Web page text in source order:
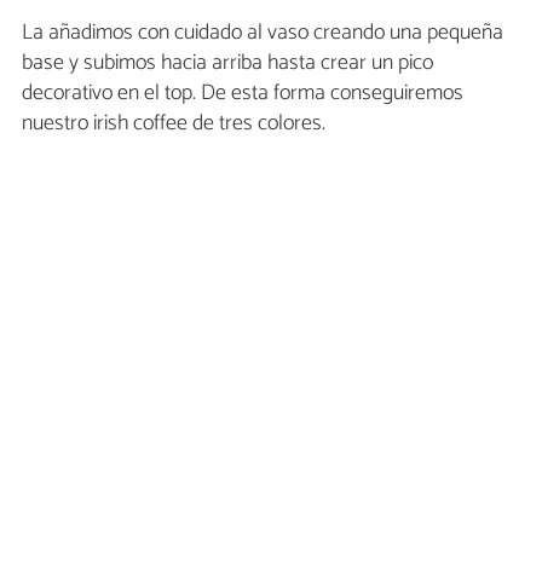
La añadimos con cuidado al vaso creando una pequeña
base y subimos hacia arriba hasta crear un pico
decorativo en el top. De esta forma conseguiremos
nuestro irish coffee de tres colores.